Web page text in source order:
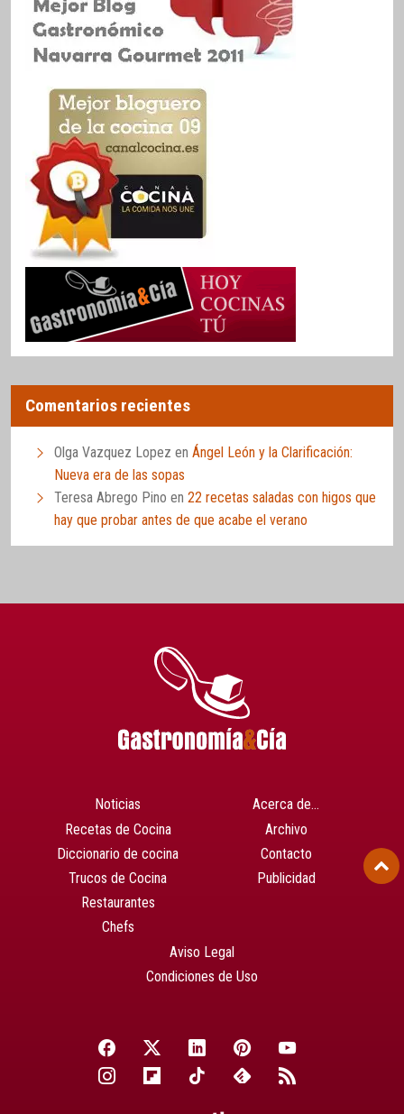
Comentarios recientes
Olga Vazquez Lopez en Ángel León y la Clarificación:
Nueva era de las sopas
Teresa Abrego Pino en 22 recetas saladas con higos que
hay que probar antes de que acabe el verano
Noticias
Recetas de Cocina
Diccionario de cocina
Trucos de Cocina
Restaurantes
Chefs
Acerca de…
Archivo
Contacto
Publicidad
Aviso Legal
Condiciones de Uso